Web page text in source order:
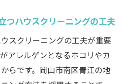
つハウスクリーニングの工夫
スクリーニングの工夫が重要
アレルゲンとなるホコリやカ
らです。岡山市南区青江の地